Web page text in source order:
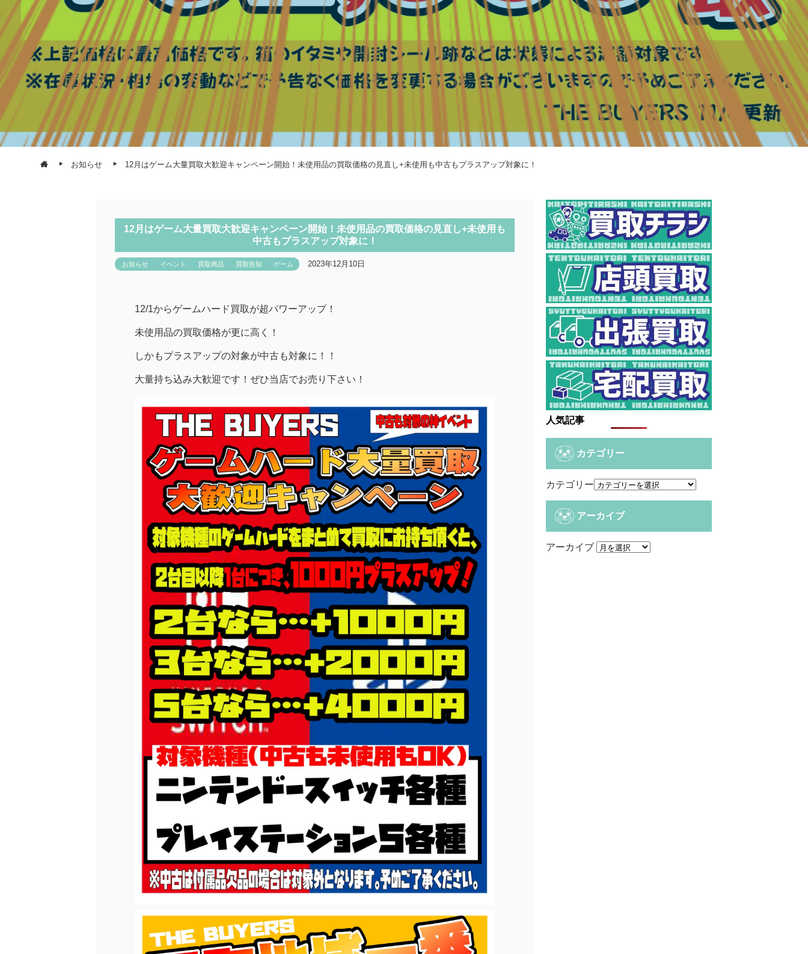
お知らせ 12月はゲーム大量買取大歓迎キャンペーン開始！未使用品の買取価格の見直し+未使用も中古もプラスアップ対象に！
12月はゲーム大量買取大歓迎キャンペーン開始！未使用品の買取価格の見直し+未使用も
中古もプラスアップ対象に！
お知らせ イベント 買取商品 買取告知 ゲーム 2023年12月10日
12/1からゲームハード買取が超パワーアップ！
未使用品の買取価格が更に高く！
しかもプラスアップの対象が中古も対象に！！
大量持ち込み大歓迎です！ぜひ当店でお売り下さい！
人気記事
カテゴリー
カテゴリー
アーカイブ
アーカイブ